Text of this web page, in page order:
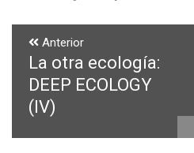
Navegación
de
entradas
Anterior
Entrada
anterior:
La otra ecología:
DEEP ECOLOGY
(IV)